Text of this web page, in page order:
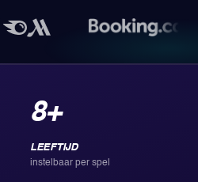
8+
LEEFTIJD
instelbaar per spel